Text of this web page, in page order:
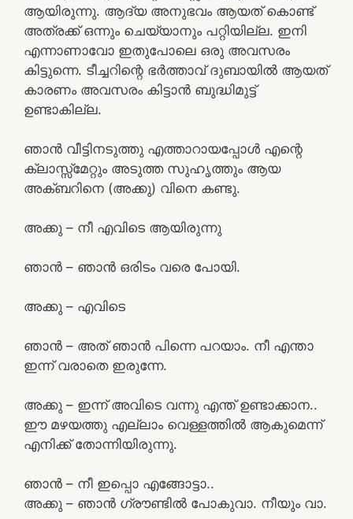
ആയിരുന്നു. ആദ്യ അനുഭവം ആയത് കൊണ്ട്
അത്രക്ക് ഒന്നും ചെയ്യാനും പറ്റിയില്ല. ഇനി
എന്നാണാവോ ഇതുപോലെ ഒരു അവസരം
കിട്ടുന്നെ. ടീച്ചറിന്റെ ഭർത്താവ് ദുബായിൽ ആയത്
കാരണം അവസരം കിട്ടാൻ ബുദ്ധിമുട്ട്
ഉണ്ടാകില്ല.
ഞാൻ വീട്ടിനടുത്തു എത്താറായപ്പോൾ എന്റെ
ക്ലാസ്സ്‌മേറ്റും അടുത്ത സുഹൃത്തും ആയ
അക്ബറിനെ (അക്കു) വിനെ കണ്ടു.
അക്കു – നീ എവിടെ ആയിരുന്നു
ഞാൻ – ഞാൻ ഒരിടം വരെ പോയി.
അക്കു – എവിടെ
ഞാൻ – അത് ഞാൻ പിന്നെ പറയാം. നീ എന്താ
ഇന്ന് വരാതെ ഇരുന്നേ.
അക്കു – ഇന്ന് അവിടെ വന്നു എന്ത് ഉണ്ടാക്കാന..
ഈ മഴയത്തു എല്ലാം വെള്ളത്തിൽ ആകുമെന്ന്
എനിക്ക് തോന്നിയിരുന്നു.
ഞാൻ – നീ ഇപ്പൊ എങ്ങോട്ടാ..
അക്കു – ഞാൻ ഗ്രൗണ്ടിൽ പോകുവാ. നീയും വാ.